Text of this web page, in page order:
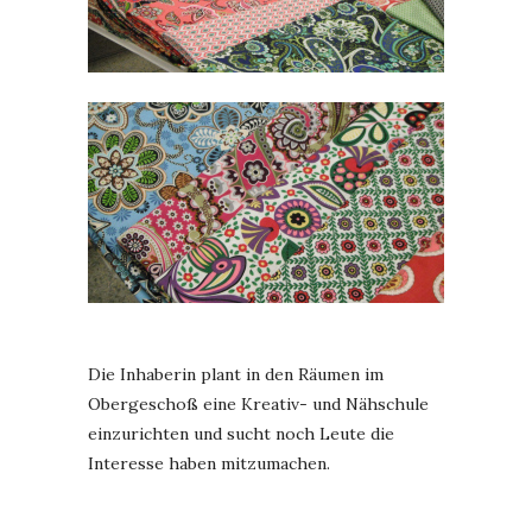
Die Inhaberin plant in den Räumen im
Obergeschoß eine Kreativ- und Nähschule
einzurichten und sucht noch Leute die
Interesse haben mitzumachen.